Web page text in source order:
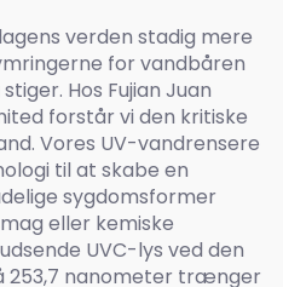
verden stadig mere
for vandbåren
Hos Fujian Juan
forstår vi den kritiske
Vores UV-vandrensere
til at skabe en
sygdomsformer
eller kemiske
UVC-lys ved den
nanometer trænger